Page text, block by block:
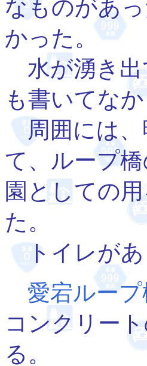
なものがあ
かった。
水が湧き出
も書いてな
周囲には、
て、ループ
園としての
た。
トイレがあ
愛宕ループ
コンクリー
る。